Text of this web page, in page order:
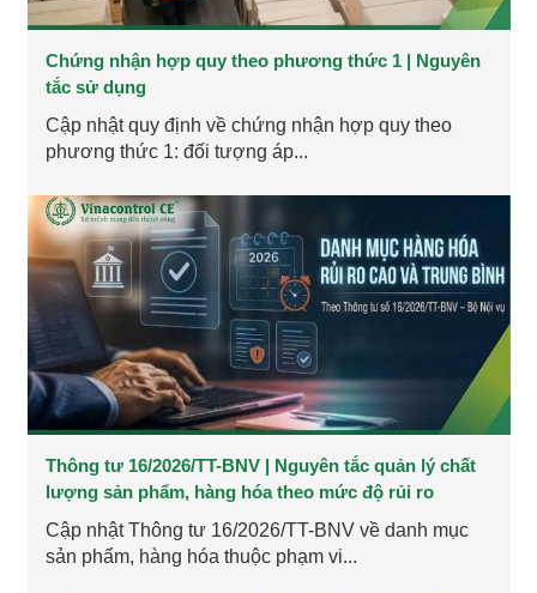
Chứng nhận hợp quy theo phương thức 1 | Nguyên
tắc sử dụng
Cập nhật quy định về chứng nhận hợp quy theo
phương thức 1: đối tượng áp...
Thông tư 16/2026/TT-BNV | Nguyên tắc quản lý chất
lượng sản phẩm, hàng hóa theo mức độ rủi ro
Cập nhật Thông tư 16/2026/TT-BNV về danh mục
sản phẩm, hàng hóa thuộc phạm vi...